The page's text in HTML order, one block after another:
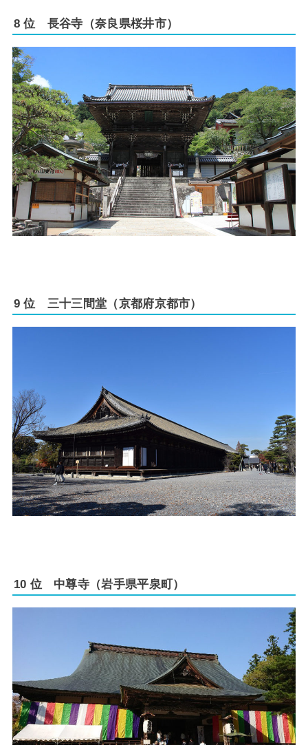
8 位 長谷寺（奈良県桜井市）
9 位 三十三間堂（京都府京都市）
10 位 中尊寺（岩手県平泉町）